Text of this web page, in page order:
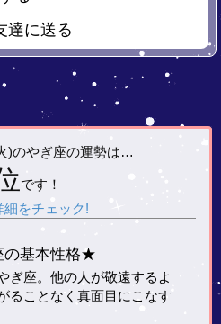
達に送る
)のやぎ座の運勢は…
です！
細をチェック!
基本性格★
ぎ座。他の人が敬遠するよ
ることなく真面目にこなす